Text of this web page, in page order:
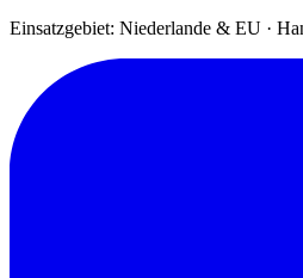
Einsatzgebiet: Niederlande & EU ·